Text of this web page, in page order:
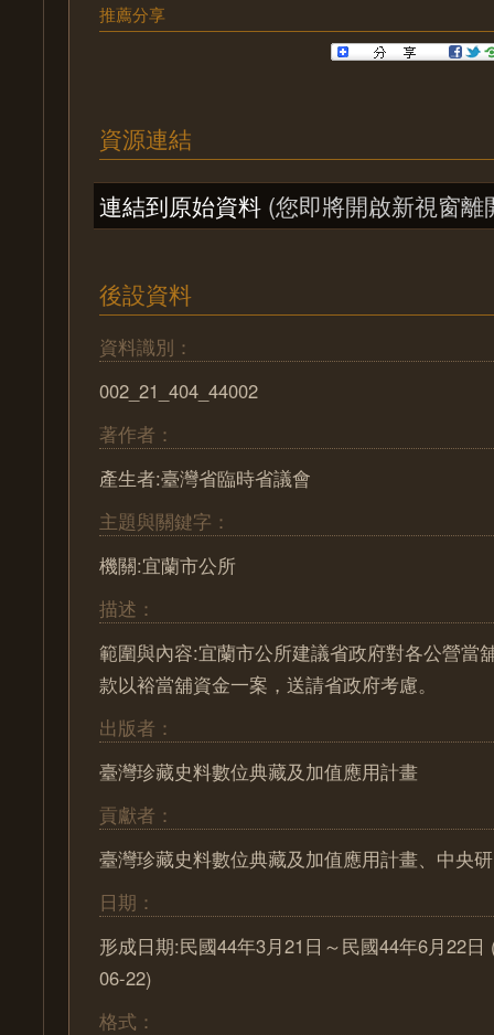
推薦分享
資源連結
連結到原始資料 (您即將開啟新視窗離
後設資料
資料識別：
002_21_404_44002
著作者：
產生者:臺灣省臨時省議會
主題與關鍵字：
機關:宜蘭市公所
描述：
範圍與內容:宜蘭市公所建議省政府對各公營當
款以裕當舖資金一案，送請省政府考慮。
出版者：
臺灣珍藏史料數位典藏及加值應用計畫
貢獻者：
臺灣珍藏史料數位典藏及加值應用計畫、中央
日期：
形成日期:民國44年3月21日～民國44年6月22日
06-22)
格式：